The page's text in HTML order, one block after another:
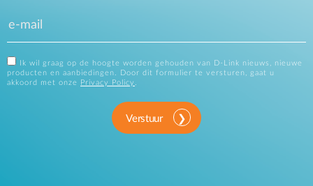
Ik wil graag op de hoogte worden gehouden van D-Link nieuws, nieuwe
producten en aanbiedingen. Door dit formulier te versturen, gaat u
akkoord met onze
Privacy Policy .
Verstuur